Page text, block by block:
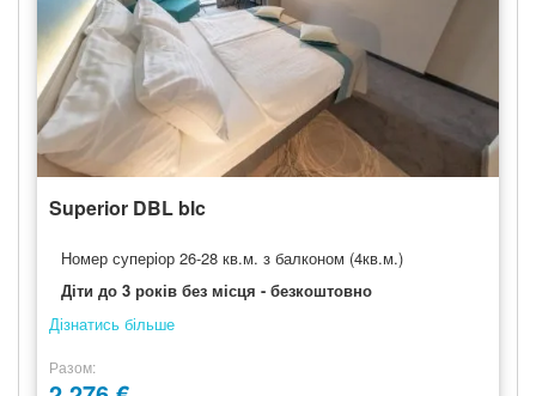
Superior DBL blc
Номер суперіор 26-28 кв.м. з балконом (4кв.м.)
Діти до 3 років без місця - безкоштовно
Дізнатись більше
Разом